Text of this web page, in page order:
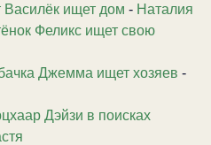
Василёк ищет дом - Наталия
Феликс ищет свою
Джемма ищет хозяев -
Дэйзи в поисках